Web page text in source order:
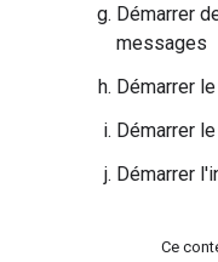
Démarrer
messages
Démarrer
Démarrer
Démarrer
Ce